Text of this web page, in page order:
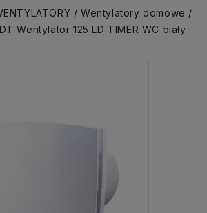
Wentylatory domowe
Wentylator 125 LD TIMER WC biały